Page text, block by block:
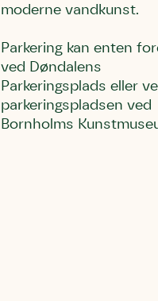
moderne vandkunst.
Parkering kan enten
ved Døndalens
Parkeringsplads eller
parkeringspladsen ved
Bornholms